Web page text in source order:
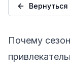
Вернуться
Почему